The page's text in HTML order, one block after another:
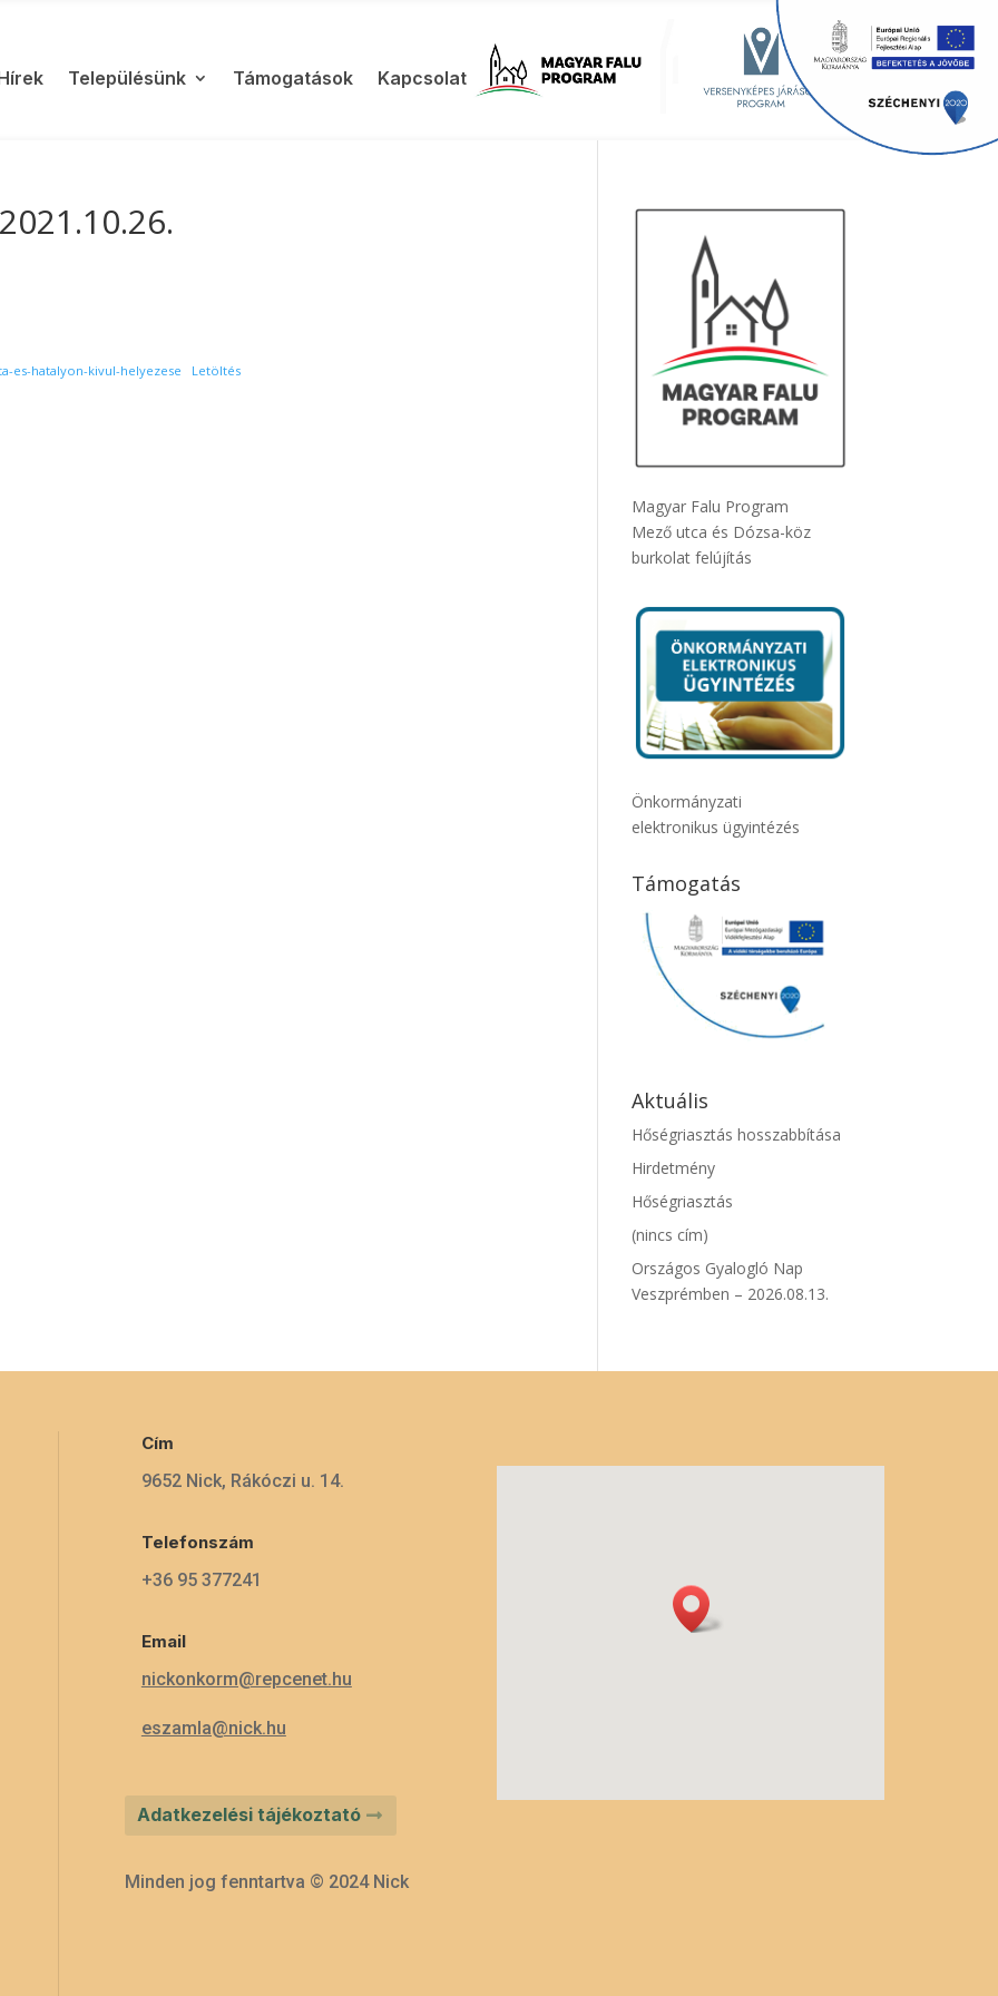
Településünk Támogatások Kapcsolat
es-hatalyon-kivul-helyezese
Letöltés
Magyar Falu Program
Mező utca és Dózsa-köz
burkolat felújítás
Önkormányzati
elektronikus ügyintézés
Támogatás
Aktuális
Hőségriasztás hosszabbítása
Hirdetmény
Hőségriasztás
(nincs cím)
Országos Gyalogló Nap
Veszprémben – 2026.08.13.
Cím
9652 Nick, Rákóczi u. 14.
Telefonszám
+36 95 377241
Email
nickonkorm@repcenet.hu
eszamla@nick.hu
Adatkezelési tájékoztató
Minden jog fenntartva © 2024 Nick